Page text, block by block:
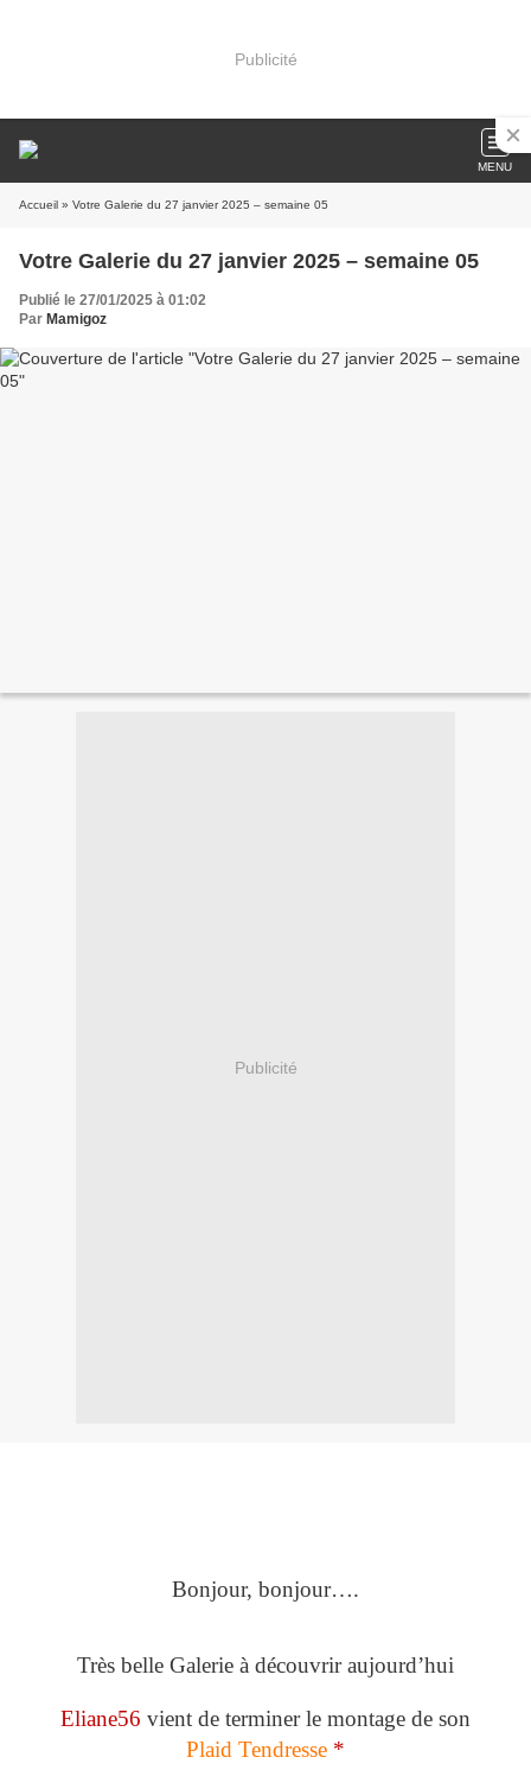
Publicité
MENU
Accueil » Votre Galerie du 27 janvier 2025 – semaine 05
Votre Galerie du 27 janvier 2025 – semaine 05
Publié le 27/01/2025 à 01:02
Par Mamigoz
Publicité
Bonjour, bonjour….
Très belle Galerie à découvrir aujourd’hui
Eliane56 vient de terminer le montage de son
Plaid Tendresse *